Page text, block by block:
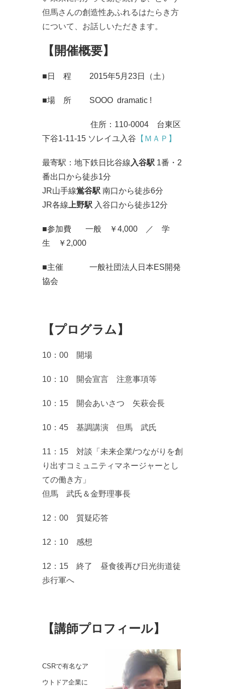
但馬さんの創造性あふれるはたらき方
について、お話しいただきます。
【開催概要】
■日 程 2015年5月23日（土）
■場 所 SOOO dramatic !
住所：110-0004 台東区
下谷1-11-15 ソレイユ入谷 【ＭＡＰ】
最寄駅：地下鉄日比谷線 入谷駅 1番・2
番出口から徒歩1分
JR山手線鴬谷駅 南口から徒歩6分
JR各線 上野駅 入谷口から徒歩12分
■参加費 一般 ￥4,000 ／
学
生 ￥2,000
■主催 一般社団法人日本ES開発
協会
【プログラム】
10：00 開場
10：10 開会宣言 注意事項等
10：15 開会あいさつ 矢萩会長
10：45 基調講演 但馬 武氏
11：15 対談「未来企業/つながりを創
り出すコミュニティマネージャーとし
ての働き方」
但馬 武氏＆金野理事長
12：00 質疑応答
12：10 感想
12：15 終了 昼食後再び日光街道徒
歩行軍へ
【講師プロフィール】
CSRで有名なア
ウトドア企業に